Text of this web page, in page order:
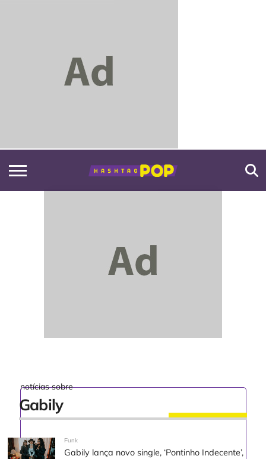
notícias sobre
Gabily
Funk
Gabily lança novo single, ‘Pontinho Indecente’,